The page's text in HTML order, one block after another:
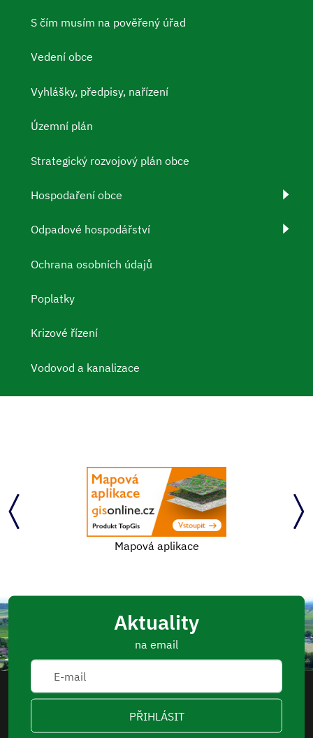
S čím musím na pověřený úřad
Vedení obce
Vyhlášky, předpisy, nařízení
Územní plán
Strategický rozvojový plán obce
Hospodaření obce
Odpadové hospodářství
Ochrana osobních údajů
Poplatky
Krizové řízení
Vodovod a kanalizace
Mapová aplikace
Aktuality
na email
PŘIHLÁSIT